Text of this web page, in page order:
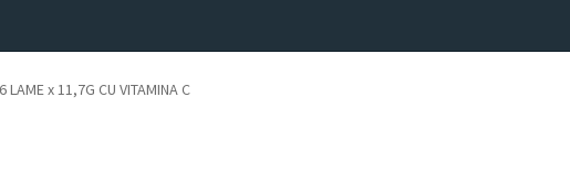
LAME x 11,7G CU VITAMINA C